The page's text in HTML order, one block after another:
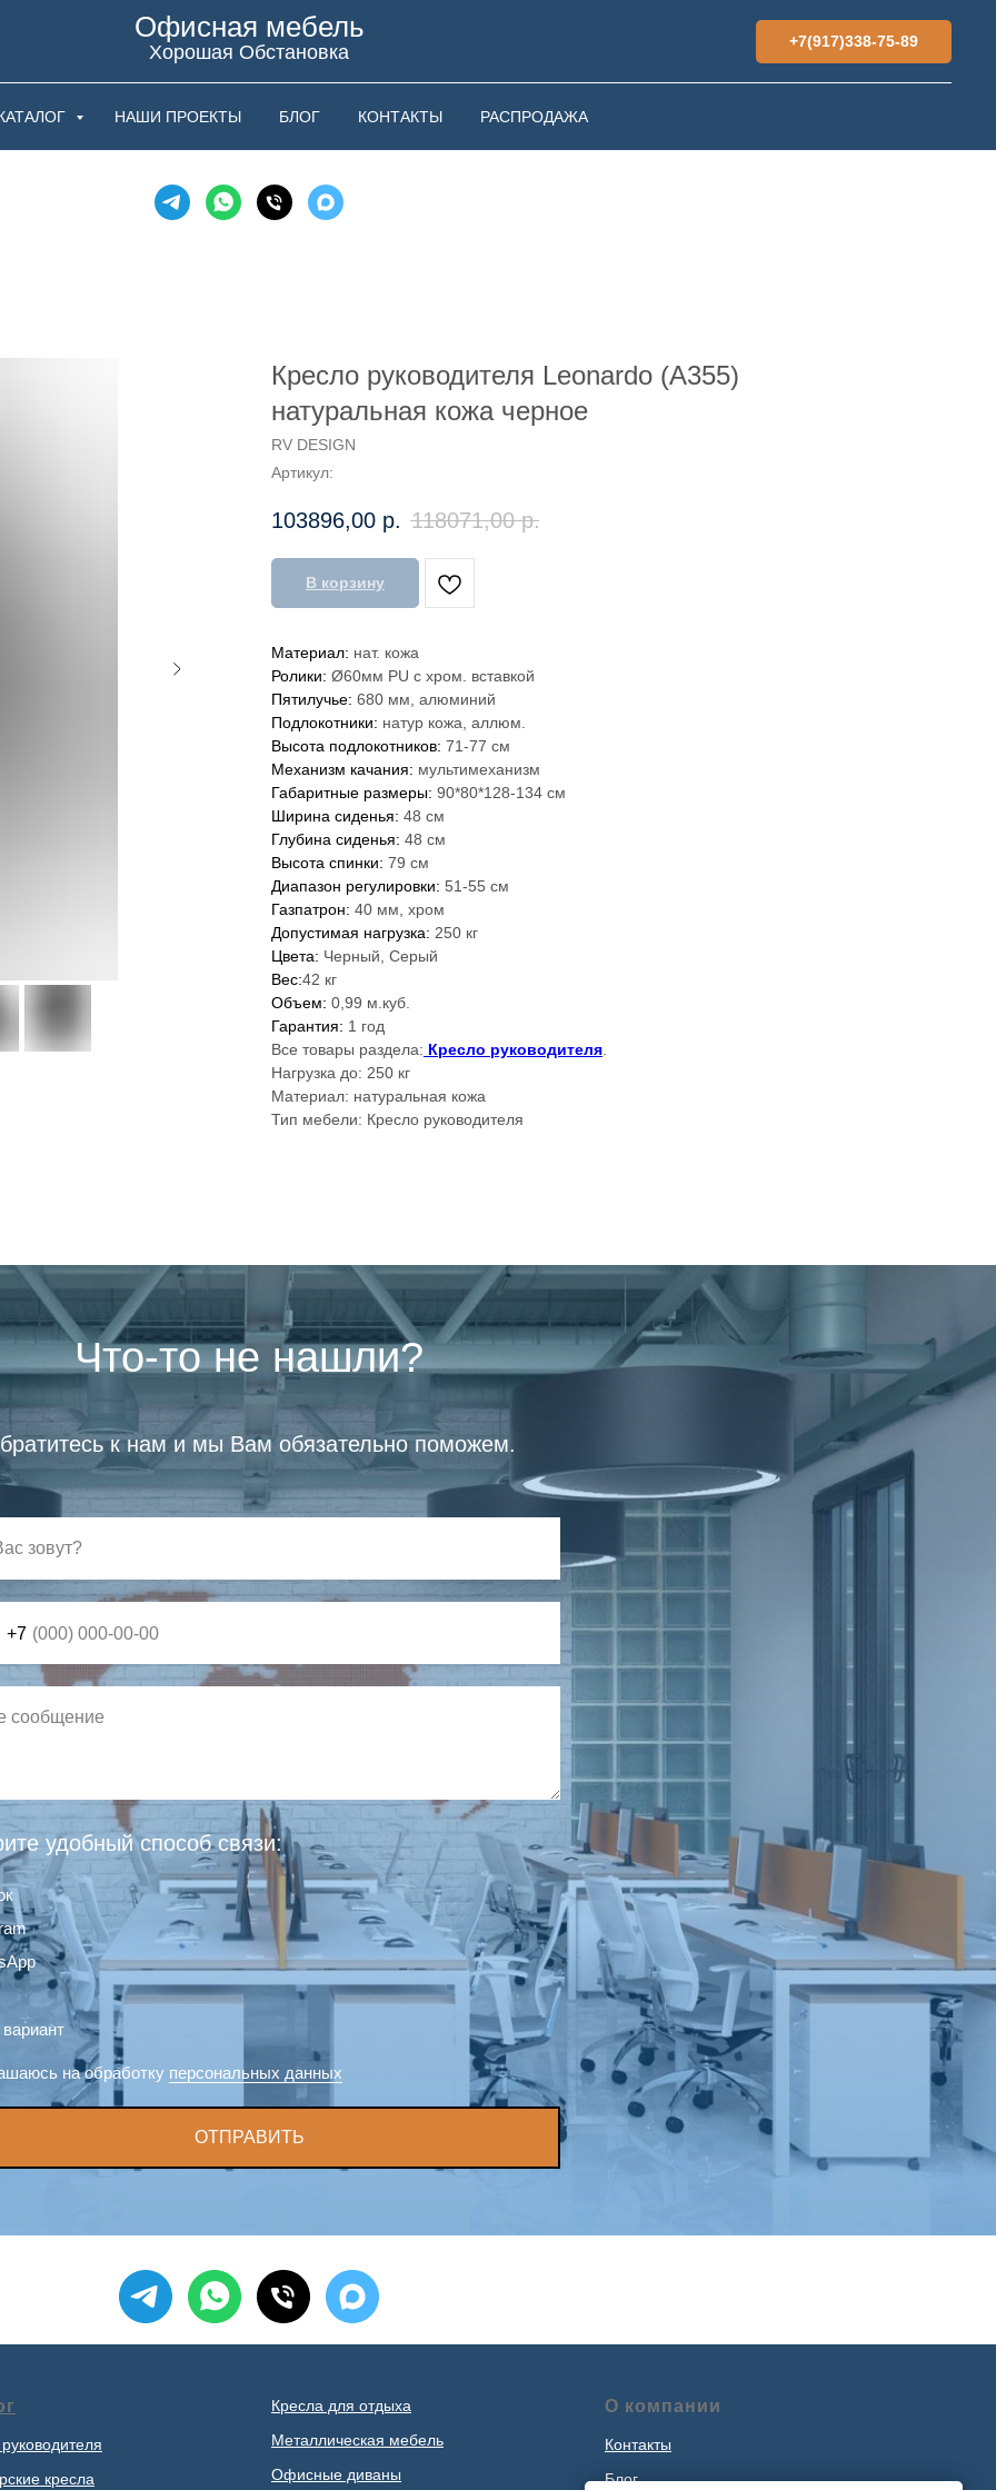
Офисная мебель
Хорошая Обстановка +7(917)338-75-89
НАШИ ПРОЕКТЫ БЛОГ КОНТАКТЫ РАСПРОДАЖА
Кресло руководителя Leonardo (A355)
натуральная кожа черное
RV DESIGN
Артикул:
103896,00 р. 118071,00 р.
В корзину
Материал: нат. кожа
Ролики: Ø60мм PU с хром. вставкой
Пятилучье: 680 мм, алюминий
Подлокотники: натур кожа, аллюм.
Высота подлокотников: 71-77 см
Механизм качания: мультимеханизм
Габаритные размеры: 90*80*128-134 см
Ширина сиденья: 48 см
Глубина сиденья: 48 см
Высота спинки: 79 см
Диапазон регулировки: 51-55 см
Газпатрон: 40 мм, хром
Допустимая нагрузка: 250 кг
Цвета: Черный, Серый
Вес:42 кг
Объем: 0,99 м.куб.
Гарантия: 1 год
Все товары раздела: Кресло руководителя.
Нагрузка до: 250 кг
Материал: натуральная кожа
Тип мебели: Кресло руководителя
Что-то не нашли?
к нам и мы Вам обязательно поможем.
+7
удобный способ связи:
на обработку персональных данных
ОТПРАВИТЬ
кресла
Кресла для отдыха
Металлическая мебель
Офисные диваны
О компании
Контакты
Блог